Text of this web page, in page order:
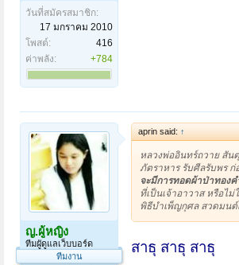
วันที่สมัครสมาชิก:
17 มกราคม 2010
โพสต์:
416
ค่าพลัง:
+784
ญ.ผู้หญิง
ทีมผูัดูแลเว็บบอร์ด
ทีมงาน
aprin said: ↑
หลวงพ่ออินทร์ถวาย สัน
ภัตราหาร รับศีลรับพร
จะมีการทอดผ้าป่าทอง
ที่เป็นเจ้าอาวาส หรือไม่
พิธีบำเพ็ญกุศล สวดมนต์
สาธุ สาธุ สาธุ